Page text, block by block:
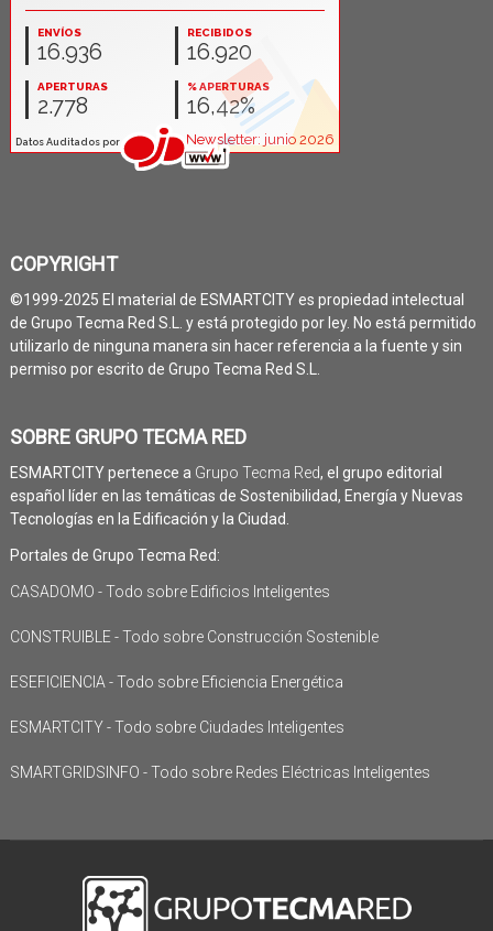
COPYRIGHT
©1999-2025 El material de ESMARTCITY es propiedad intelectual
de Grupo Tecma Red S.L. y está protegido por ley. No está permitido
utilizarlo de ninguna manera sin hacer referencia a la fuente y sin
permiso por escrito de Grupo Tecma Red S.L.
SOBRE GRUPO TECMA RED
ESMARTCITY pertenece a Grupo Tecma Red, el grupo editorial
español líder en las temáticas de Sostenibilidad, Energía y Nuevas
Tecnologías en la Edificación y la Ciudad.
Portales de Grupo Tecma Red:
CASADOMO - Todo sobre Edificios Inteligentes
CONSTRUIBLE - Todo sobre Construcción Sostenible
ESEFICIENCIA - Todo sobre Eficiencia Energética
ESMARTCITY - Todo sobre Ciudades Inteligentes
SMARTGRIDSINFO - Todo sobre Redes Eléctricas Inteligentes